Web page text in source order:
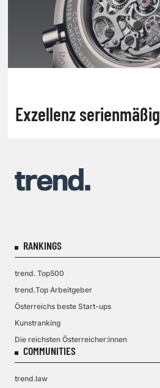
Exzellenz serienmäßig
RANKINGS
trend. Top500
trend.Top Arbeitgeber
Österreichs beste Start-ups
Kunstranking
Die reichsten Österreicher:innen
COMMUNITIES
trend.law